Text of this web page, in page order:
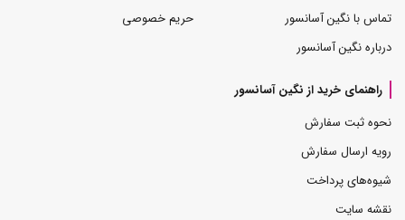
تماس با نگین آسانسور
درباره نگین آسانسور
حریم خصوصی
راهنمای خرید از نگین آسانسور
نحوه ثبت سفارش
رویه ارسال سفارش
شیوه‌های پرداخت
نقشه سایت